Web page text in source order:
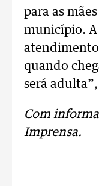
para as
município.
quando
será
Com
Imprensa.